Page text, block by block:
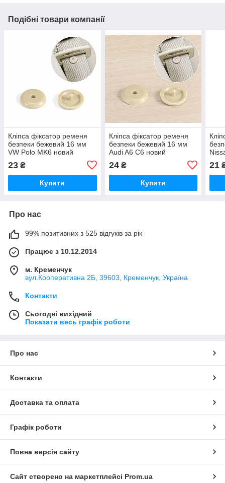
Подібні товари компанії
Кліпса фіксатор ременя
безпеки бежевий 16 мм
VW Polo MK6 новий
23 ₴
Купити
Кліпса фіксатор ременя
безпеки бежевий 16 мм
Audi A6 C6 новий
24₴
Купити
21
Про нас
99% позитивних з 525 відгуків за рік
Працює з 10.12.2014
м. Кременчук
вул.Кооперативна 2Б, 39603, Кременчук, Україна
Контакти
Сьогодні вихідний
Показати весь графік роботи
Про нас
Контакти
Доставка та оплата
Графік роботи
Повна версія сайту
Сайт створено на маркетплейсі Prom.ua